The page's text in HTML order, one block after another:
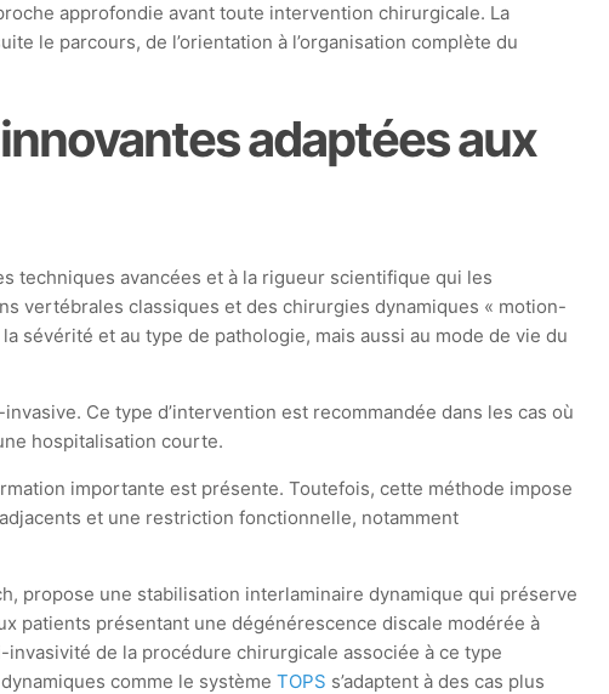
approfondie avant toute intervention chirurgicale. La
le parcours, de l’orientation à l’organisation complète du
adaptées aux
techniques avancées et à la rigueur scientifique qui les
vertébrales classiques et des chirurgies dynamiques « motion-
sévérité et au type de pathologie, mais aussi au mode de vie du
Ce type d’intervention est recommandée dans les cas où
hospitalisation courte.
importante est présente. Toutefois, cette méthode impose
et une restriction fonctionnelle, notamment
propose une stabilisation interlaminaire dynamique qui préserve
patients présentant une dégénérescence discale modérée à
de la procédure chirurgicale associée à ce type
comme le systèmeTOPS s’adaptent à des cas plus